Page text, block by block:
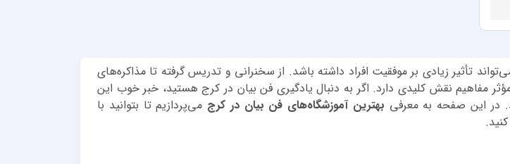
تأثیر زیادی بر موفقیت افراد داشته باشد. از سخنرانی و تدریس گرفته تا مذاکره‌های
مفاهیم نقش کلیدی دارد. اگر به دنبال یادگیری فن بیان در کرج هستید، خبر خوب این
در این صفحه به معرفی بهترین آموزشگاه‌های فن بیان در کرج می‌پردازیم تا بتوانید با